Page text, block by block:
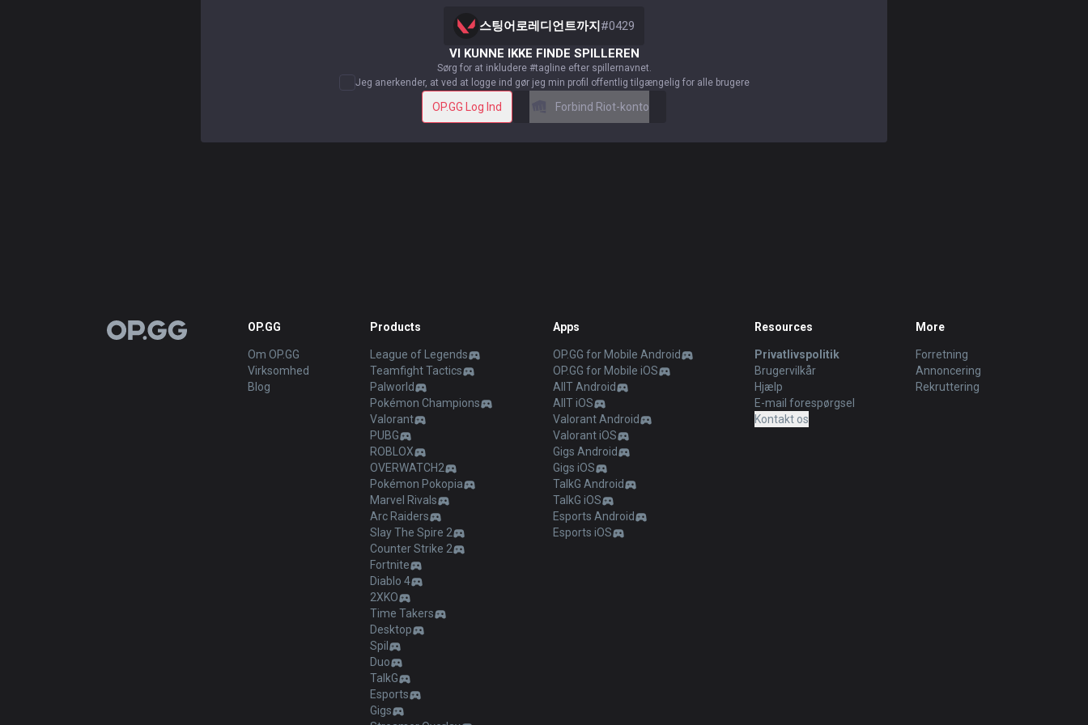
스팅어로레디언트까지#0429
VI KUNNE IKKE FINDE SPILLEREN
Sørg for at inkludere #tagline efter spillernavnet.
Jeg anerkender, at ved at logge ind gør jeg min profil offentlig tilgængelig for alle brugere
OP.GG Log Ind Forbind Riot-konto
OP.GG OP.GG
Om OP.GG
Virksomhed
Blog
Products
League of Legends
Teamfight Tactics
Palworld
Pokémon Champions
Valorant
PUBG
ROBLOX
OVERWATCH2
Pokémon Pokopia
Marvel Rivals
Arc Raiders
Slay The Spire 2
Counter Strike 2
Fortnite
Diablo 4
2XKO
Time Takers
Desktop
Spil
Duo
TalkG
Esports
Gigs
Apps
OP.GG for Mobile Android
OP.GG for Mobile iOS
AllT Android
AllT iOS
Valorant Android
Valorant iOS
Gigs Android
Gigs iOS
TalkG Android
TalkG iOS
Esports Android
Esports iOS
Resources
Privatlivspolitik
Brugervilkår
Hjælp
E-mail forespørgsel
Kontakt os
More
Forretning
Annoncering
Rekruttering